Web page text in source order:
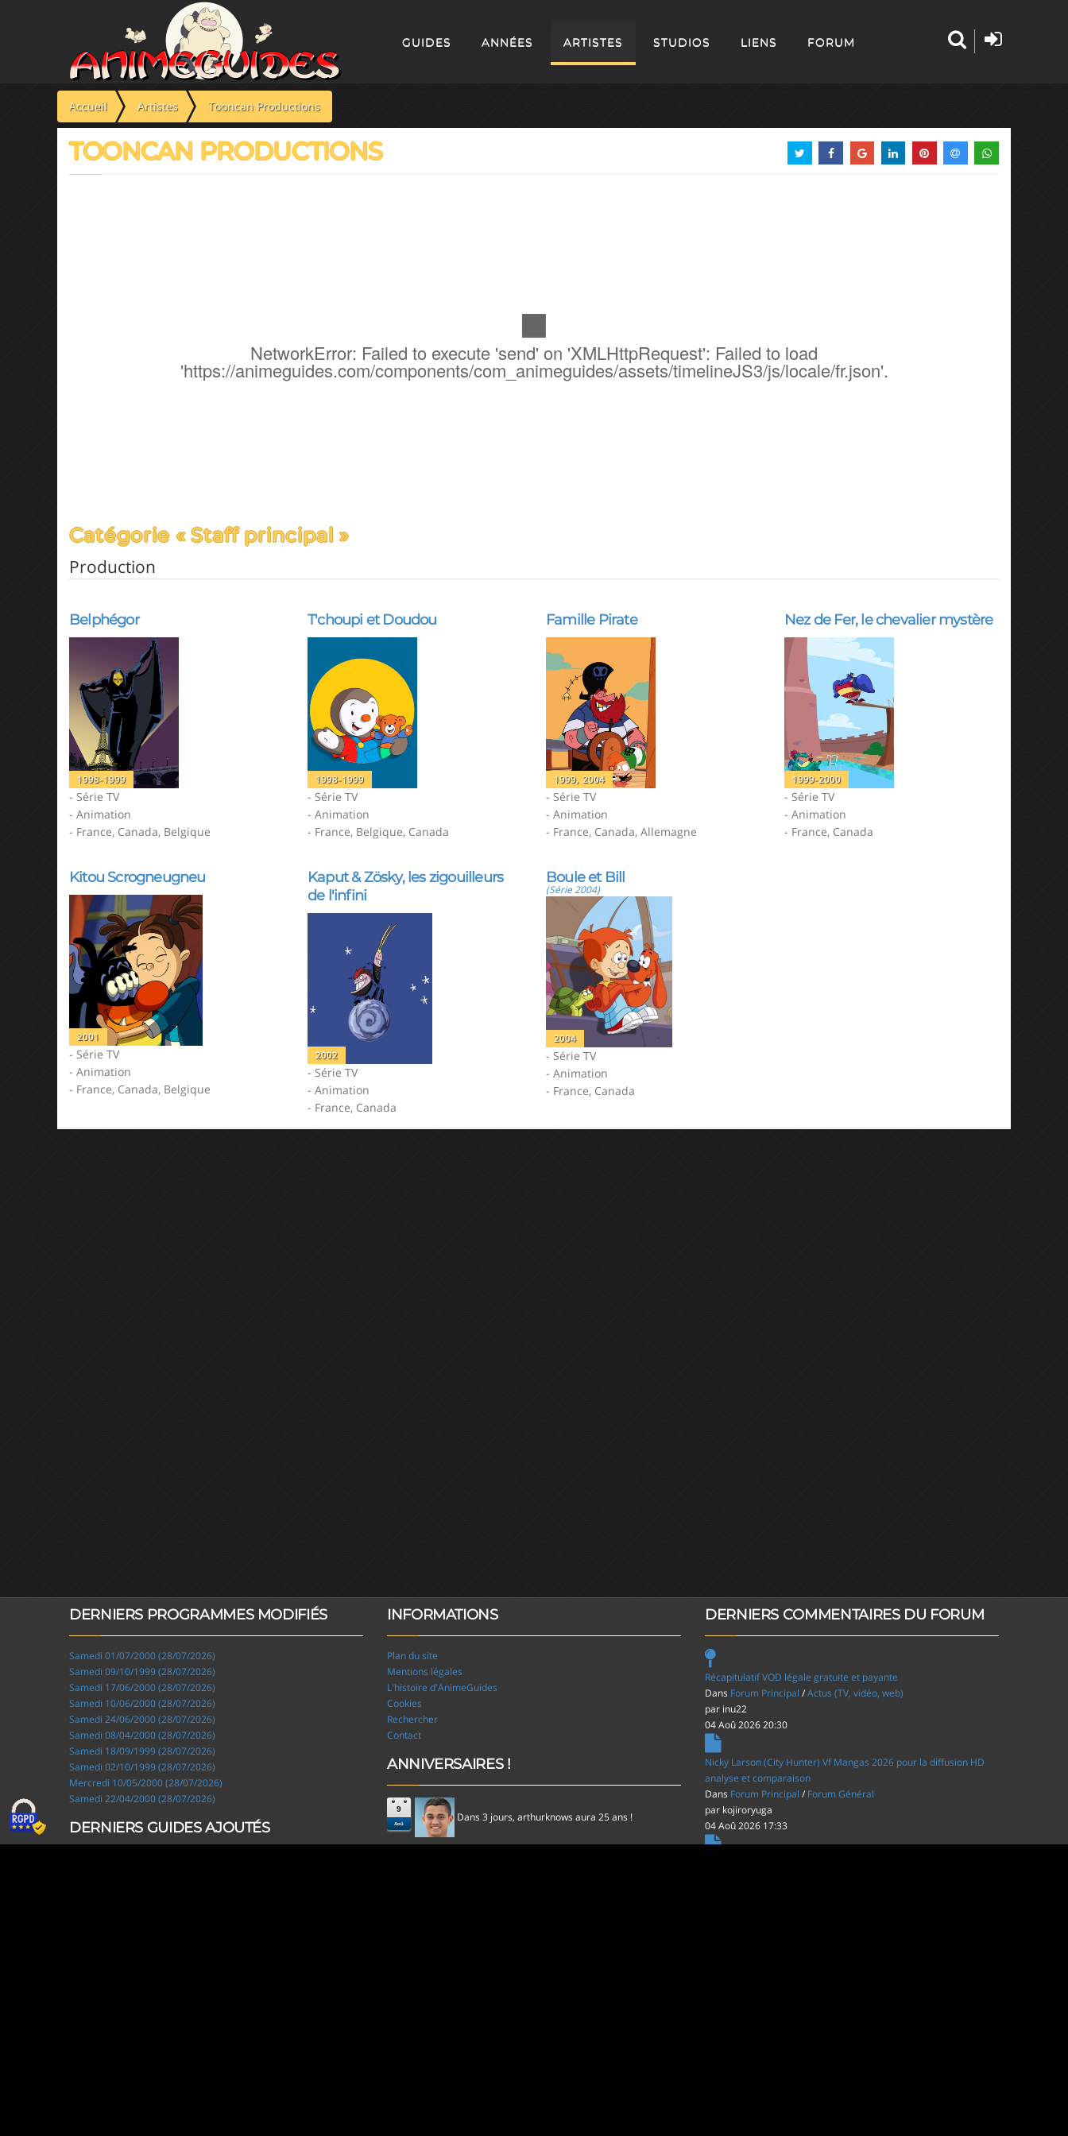
GUIDES ANNÉES ARTISTES STUDIOS LIENS FORUM
Accueil Artistes Tooncan Productions
TOONCAN PRODUCTIONS
NetworkError: Failed to execute 'send' on 'XMLHttpRequest': Failed to load
'https://animeguides.com/components/com_animeguides/assets/timelineJS3/js/locale/fr.json'.
Catégorie « Staff principal »
Production
Belphégor
1998-1999
- Série TV
- Animation
- France, Canada, Belgique
T'choupi et Doudou
1998-1999
- Série TV
- Animation
- France, Belgique, Canada
Famille Pirate
1999, 2004
- Série TV
- Animation
- France, Canada, Allemagne
Nez de Fer, le chevalier mystère
1999-2000
- Série TV
- Animation
- France, Canada
Kitou Scrogneugneu
2001
- Série TV
- Animation
- France, Canada, Belgique
Kaput & Zösky, les zigouilleurs
de l'infini
2002
- Série TV
- Animation
- France, Canada
Boule et Bill
(Série 2004)
2004
- Série TV
- Animation
- France, Canada
DERNIERS PROGRAMMES MODIFIÉS
Samedi 01/07/2000 (28/07/2026)
Samedi 09/10/1999 (28/07/2026)
Samedi 17/06/2000 (28/07/2026)
Samedi 10/06/2000 (28/07/2026)
Samedi 24/06/2000 (28/07/2026)
Samedi 08/04/2000 (28/07/2026)
Samedi 18/09/1999 (28/07/2026)
Samedi 02/10/1999 (28/07/2026)
Mercredi 10/05/2000 (28/07/2026)
Samedi 22/04/2000 (28/07/2026)
DERNIERS GUIDES AJOUTÉS
INFORMATIONS
Plan du site
Mentions légales
L'histoire d'AnimeGuides
Cookies
Rechercher
Contact
ANNIVERSAIRES !
9
Aoû
Dans 3 jours, arthurknows aura 25 ans !
DERNIERS COMMENTAIRES DU FORUM
Récapitulatif VOD légale gratuite et payante
Dans Forum Principal /Actus (TV, vidéo, web)
par inu22
04 Aoû 2026 20:30
Nicky Larson (City Hunter) Vf Mangas 2026 pour la diffusion HD
analyse et comparaison
Dans Forum Principal / Forum Général
par kojiroryuga
04 Aoû 2026 17:33